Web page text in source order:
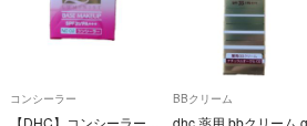
コンシーラー BBクリーム